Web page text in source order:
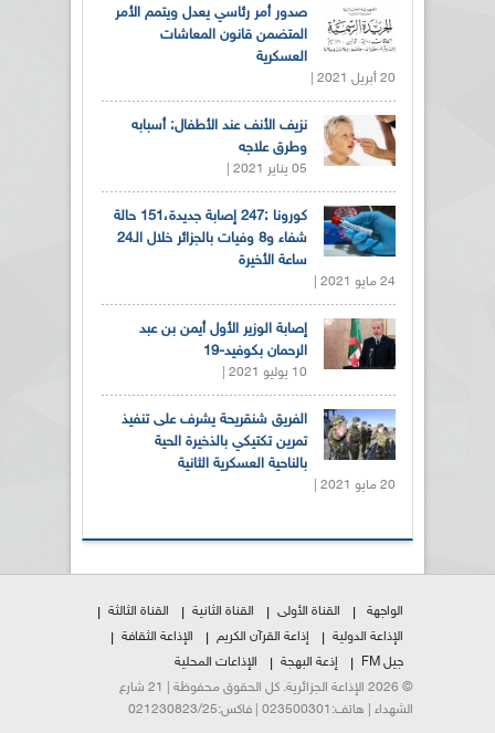
صدور أمر رئاسي يعدل ويتمم الأمر
المتضمن قانون المعاشات
العسكرية
20 أبريل 2021 |
نزيف الأنف عند الأطفال: أسبابه
وطرق علاجه
05 يناير 2021 |
كورونا :247 إصابة جديدة،151 حالة
شفاء و8 وفيات بالجزائر خلال الـ24
ساعة الأخيرة
24 مايو 2021 |
إصابة الوزير الأول أيمن بن عبد
الرحمان بكوفيد-19
10 يوليو 2021 |
الفريق شنقريحة يشرف على تنفيذ
تمرين تكتيكي بالذخيرة الحية
بالناحية العسكرية الثانية
20 مايو 2021 |
الواجهة القناة الأولى القناة الثانية
القناة الثالثة
الإذاعة الدولية
إذاعة القرآن الكريم
الإذاعة الثقافة
جيل FM
إذعة البهجة
الإذاعات المحلية
© 2026 الإذاعة الجزائرية. كل الحقوق محفوظة | 21 شارع
الشهداء | هاتف:023500301 | فاكس:021230823/25